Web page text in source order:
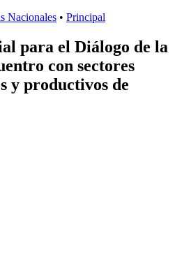
Nacionales • Principal
para el Diálogo de la
con sectores
y productivos de